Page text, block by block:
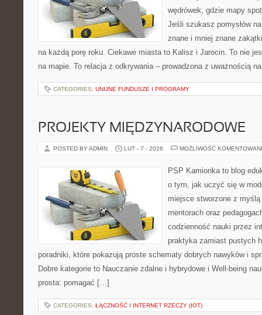
wędrówek, gdzie mapy
Jeśli szukasz pomysłów
znane i mniej znane
na każdą porę roku. Ciekawe miasta to Kalisz i Jarocin. To nie
na mapie. To relacja z odkrywania – prowadzona z uważnością
CATEGORIES: UNIJNE FUNDUSZE I PROGRAMY
PROJEKTY MIĘDZYNARODOWE
POSTED BY ADMIN LUT - 7 - 2026 MOŻLIWOŚĆ
PSP Kamionka to blog
o tym, jak uczyć się w
miejsce stworzone z
mentorach oraz
codzienność nauki przez
praktyka zamiast pustych
poradniki, które pokazują proste schematy dobrych nawyków i
Dobre kategorie to Nauczanie zdalne i hybrydowe i Well-being
prosta: pomagać […]
CATEGORIES: ŁĄCZNOŚĆ I INTERNET RZECZY (IOT)